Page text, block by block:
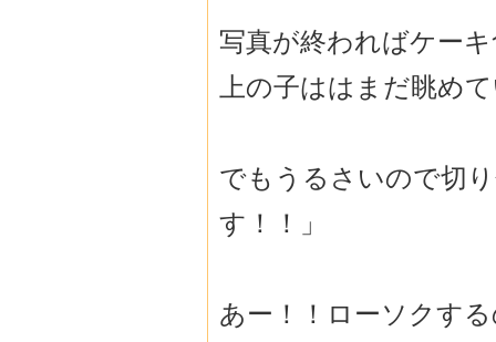
写真が終わればケー
上の子ははまだ眺め
でもうるさいので切
す！！」
あー！！ローソクす